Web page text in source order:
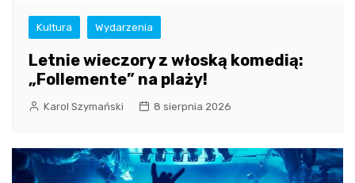
Kultura Wydarzenia
Letnie wieczory z włoską komedią:
„Follemente” na plaży!
Karol Szymański 8 sierpnia 2026